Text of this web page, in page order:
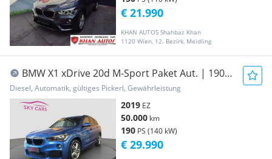
KHAN AUTOS Shahbaz Khan
1120 Wien, 12. Bezirk, Meidling
€ 21.990
BMW X1 xDrive 20d M-Sport Paket Aut. | 190
PS | 50....
Diesel, Automatik, gültiges Pickerl, Gewährleistung
2019 EZ
50.000 km
190 PS (140 kW)
€ 29.990